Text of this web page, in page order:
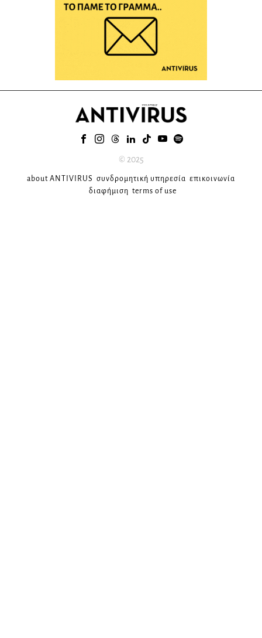
© 2025
about ANTIVIRUS συνδρομητική υπηρεσία επικοινωνία
διαφήμιση terms of use